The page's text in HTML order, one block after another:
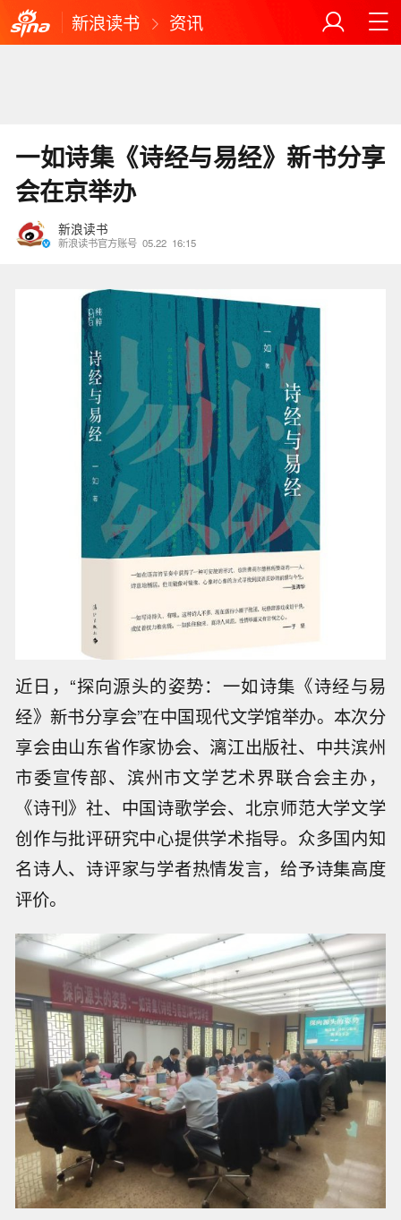
新浪读书 资讯
一如诗集《诗经与易经》新书分享
会在京举办
新浪读书
新浪读书官方账号 05.22 16:15
近日，“探向源头的姿势：一如诗集《诗经与易
经》新书分享会”在中国现代文学馆举办。本次分
享会由山东省作家协会、漓江出版社、中共滨州
市委宣传部、滨州市文学艺术界联合会主办，
《诗刊》社、中国诗歌学会、北京师范大学文学
创作与批评研究中心提供学术指导。众多国内知
名诗人、诗评家与学者热情发言，给予诗集高度
评价。